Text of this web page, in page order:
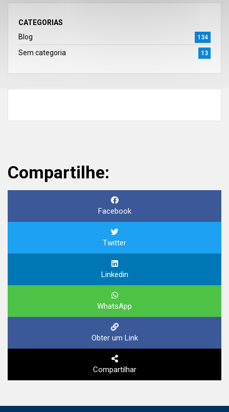
CATEGORIAS
Blog
134
Sem categoria 13
Compartilhe:
Facebook
Twitter
Linkedin
WhatsApp
Obter um Link
Compartilhar